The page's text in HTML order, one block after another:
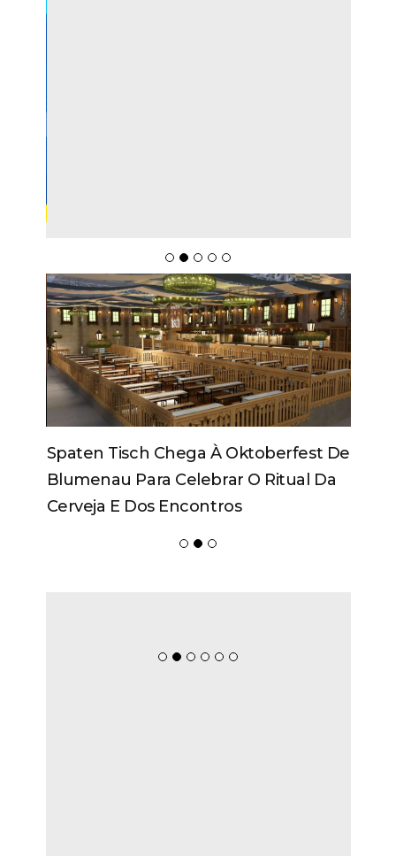
Spaten Tisch Chega À Oktoberfest De
Blumenau Para Celebrar O Ritual Da
Cerveja E Dos Encontros